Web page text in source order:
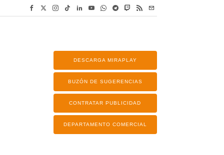
DESCARGA MIRAPLAY
BUZÓN DE SUGERENCIAS
CONTRATAR PUBLICIDAD
DEPARTAMENTO COMERCIAL